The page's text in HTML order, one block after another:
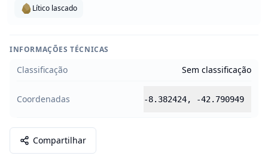
Lítico lascado
INFORMAÇÕES TÉCNICAS
Classificação Sem classificação
Coordenadas -8.382424, -42.790949
Compartilhar